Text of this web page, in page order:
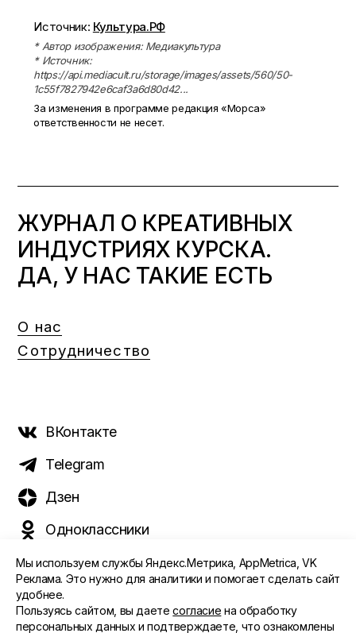
Источник: Культура.РФ
* Автор изображения: Медиакультура
* Источник:
https://api.mediacult.ru/storage/images/assets/560/50-
1c55f7827942e6caf3a6d80d42...
За изменения в программе редакция «Морса»
ответственности не несет.
ЖУРНАЛ О КРЕАТИВНЫХ
ИНДУСТРИЯХ КУРСКА.
ДА, У НАС ТАКИЕ ЕСТЬ
О нас
Сотрудничество
ВКонтакте
Telegram
Дзен
Одноклассники
©️ 2015 - 2026 Интернет-журнал «Морс». Все права
защищены
Мы используем службы Яндекс.Метрика, AppMetrica, VK
Реклама. Это нужно для аналитики и помогает сделать сайт
удобнее.
Пользуясь сайтом, вы даетесогласие на обработку
персональных данных и подтверждаете, что ознакомлены